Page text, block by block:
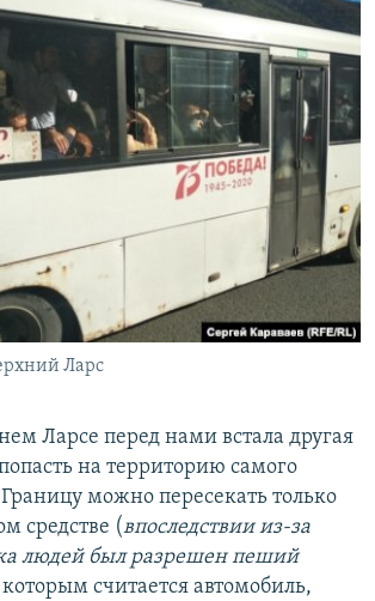
Ларс
Ларсе перед нами встала другая
на территорию самого
можно пересекать только
средстве (впоследствии из-за
людей был разрешен пеший
считается автомобиль,